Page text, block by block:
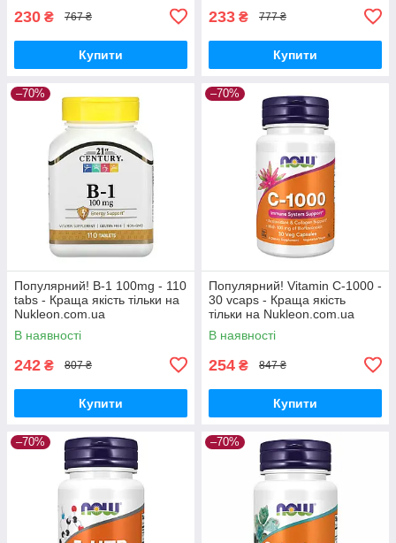
230 ₴ 767 ₴
Купити
233 ₴ 777 ₴
Купити
–70%
Популярний! B-1 100mg - 110
tabs - Краща якість тільки на
Nukleon.com.ua
В наявності
242 ₴ 807 ₴
Купити
–70%
Популярний! Vitamin C-1000 -
30 vcaps - Краща якість
тільки на Nukleon.com.ua
В наявності
254 ₴ 847 ₴
Купити
–70% –70%